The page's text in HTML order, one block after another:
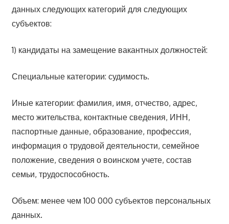
данных следующих категорий для следующих
субъектов:
1) кандидаты на замещение вакантных должностей:
Специальные категории: судимость.
Иные категории: фамилия, имя, отчество, адрес,
место жительства, контактные сведения, ИНН,
паспортные данные, образование, профессия,
информация о трудовой деятельности, семейное
положение, сведения о воинском учете, состав
семьи, трудоспособность.
Объем: менее чем 100 000 субъектов персональных
данных.